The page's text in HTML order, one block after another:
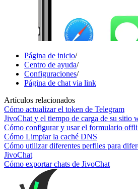
Página de inicio/
Centro de ayuda/
Configuraciones/
Página de chat via link
Artículos relacionados
Cómo actualizar el token de Telegram
JivoChat y el tiempo de carga de su sitio
Cómo configurar y usar el formulario
Cómo Limpiar la caché DNS
Cómo utilizar diferentes perfiles para
JivoChat
Cómo exportar chats de JivoChat